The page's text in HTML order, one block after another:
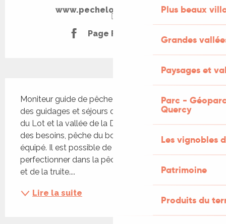
Plus beaux
Grandes
Paysages et
Parc -
Quercy
Les vignobles
Patrimoine
Produits du
www.pechelotevasion.com
Page Facebook
Moniteur guide de pêche diplômé d'état propose
des guidages et séjours de pêche dans la vallée
du Lot et la vallée de la Dordogne. En fonction
des besoins, pêche du bord ou en bateau tout
équipé. Il est possible de découvrir ou se
perfectionner dans la pêche du silure, du sandre
et de la truite....
Lire la suite